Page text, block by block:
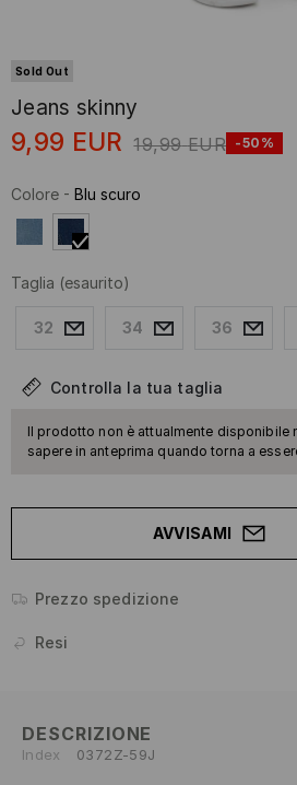
Sold Out
Jeans skinny
9,99 EUR 19,99 EUR -50%
Colore - Blu scuro
Taglia (esaurito)
32 34 36
Controlla la tua taglia
Il prodotto non è attualmente disponibile
sapere in anteprima quando torna a
AVVISAMI
Prezzo spedizione
Resi
DESCRIZIONE
Index 0372Z-59J